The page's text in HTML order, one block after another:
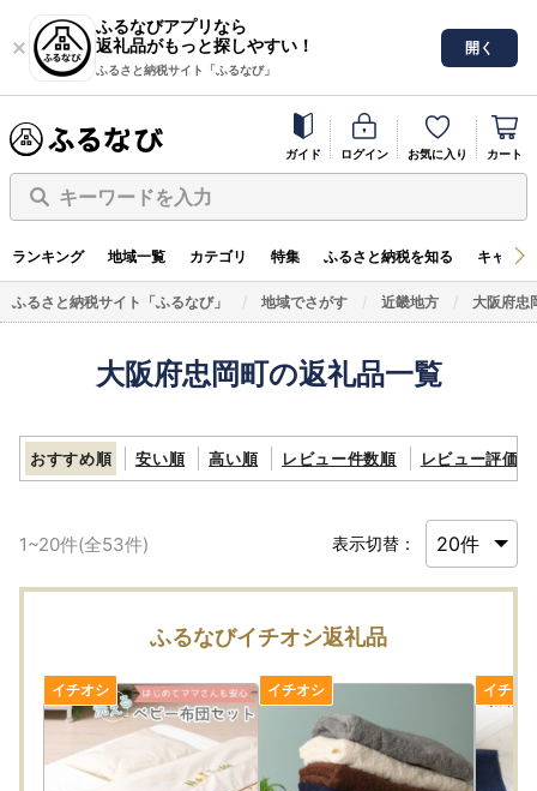
ふるなびアプリなら
返礼品がもっと探しやすい！
ふるさと納税サイト「ふるなび」
開く
ガイド ログイン お気に入り カート
キーワードを入力
ランキング 地域一覧 カテゴリ 特集 ふるさと納税を知る キャン
ふるさと納税サイト「ふるなび」 地域でさがす 近畿地方 大阪府忠
大阪府忠岡町の返礼品一覧
おすすめ順 安い順 高い順 レビュー件数順 レビュー評価順
1~20件(全53件) 表示切替：
ふるなびイチオシ返礼品